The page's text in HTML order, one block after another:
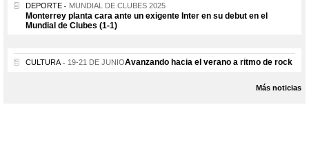
DEPORTE MUNDIAL DE CLUBES 2025
Monterrey planta cara ante un exigente Inter en su debut en el
Mundial de Clubes (1-1)
CULTURA 19-21 DE JUNIOAvanzando hacia el verano a ritmo de rock
Más noticias